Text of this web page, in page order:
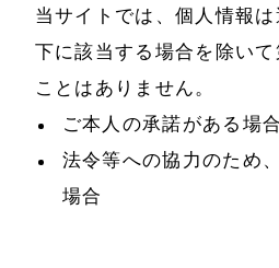
当サイトでは、個人情報
下に該当する場合を除い
ことはありません。
ご本人の承諾がある場合
法令等への協力のため
場合